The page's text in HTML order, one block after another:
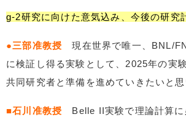
g-2研究に向けた意気込み、今後の研究
●三部准教授 現在世界で唯一、BNL/
に検証し得る実験として、2025年の実
共同研究者と準備を進めていきたいと思
■石川准教授 Belle II実験で理論計算に